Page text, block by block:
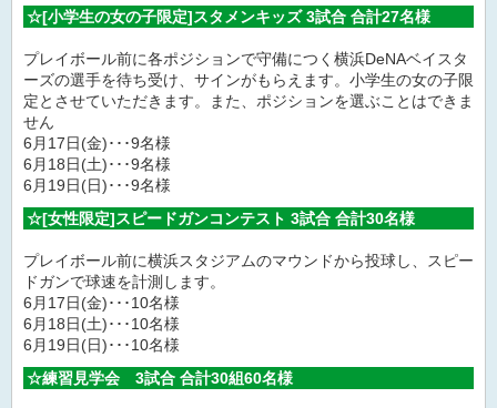
☆[小学生の女の子限定]スタメンキッズ 3試合 合計27名様
プレイボール前に各ポジションで守備につく横浜DeNAベイスタ
ーズの選手を待ち受け、サインがもらえます。小学生の女の子限
定とさせていただきます。また、ポジションを選ぶことはできま
せん
6月17日(金)･･･9名様
6月18日(土)･･･9名様
6月19日(日)･･･9名様
☆[女性限定]スピードガンコンテスト 3試合 合計30名様
プレイボール前に横浜スタジアムのマウンドから投球し、スピー
ドガンで球速を計測します。
6月17日(金)･･･10名様
6月18日(土)･･･10名様
6月19日(日)･･･10名様
☆練習見学会 3試合 合計30組60名様